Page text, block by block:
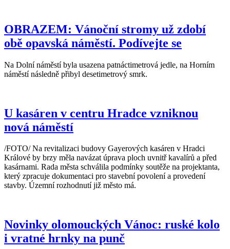
OBRAZEM: Vánoční stromy už zdobí
obě opavská náměstí. Podívejte se
Na Dolní náměstí byla usazena patnáctimetrová jedle, na Horním
náměstí následně přibyl desetimetrový smrk.
U kasáren v centru Hradce vzniknou
nová náměstí
/FOTO/ Na revitalizaci budovy Gayerových kasáren v Hradci
Králové by brzy měla navázat úprava ploch uvnitř kavalírů a před
kasárnami. Rada města schválila podmínky soutěže na projektanta,
který zpracuje dokumentaci pro stavební povolení a provedení
stavby. Územní rozhodnutí již město má.
Novinky olomouckých Vánoc: ruské kolo
i vratné hrnky na punč